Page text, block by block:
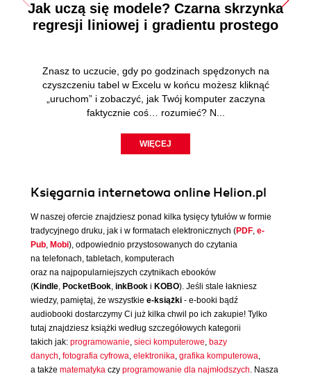
Jak uczą się modele? Czarna skrzynka
regresji liniowej i gradientu prostego
Znasz to uczucie, gdy po godzinach spędzonych na
czyszczeniu tabel w Excelu w końcu możesz kliknąć
„uruchom” i zobaczyć, jak Twój komputer zaczyna
faktycznie coś… rozumieć? N...
WIĘCEJ
Księgarnia internetowa online Helion.pl
W naszej ofercie znajdziesz ponad kilka tysięcy tytułów w formie
tradycyjnego druku, jak i w formatach elektronicznych (PDF, e-
Pub, Mobi), odpowiednio przystosowanych do czytania
na telefonach, tabletach, komputerach
oraz na najpopularniejszych czytnikach ebooków
(Kindle, PocketBook, inkBook i KOBO). Jeśli stale łakniesz
wiedzy, pamiętaj, że wszystkie e-książki - e-booki bądź
audiobooki dostarczymy Ci już kilka chwil po ich zakupie! Tylko
tutaj znajdziesz książki według szczegółowych kategorii
takich jak: programowanie, sieci komputerowe, bazy
danych, fotografia cyfrowa, elektronika, grafika komputerowa,
a także matematyka czy programowanie dla najmłodszych. Nasza